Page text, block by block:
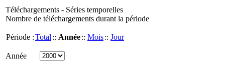
Téléchargements - Séries temporelles
Nombre de téléchargements durant la période
Période :Total :: Année:: Mois:: Jour
Année